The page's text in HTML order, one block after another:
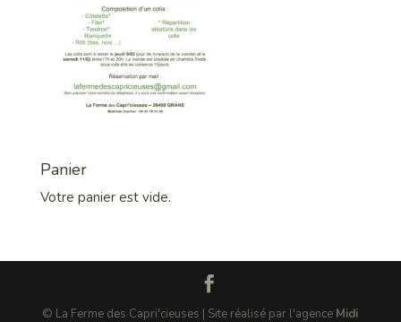
Panier
Votre panier est vide.
© La Ferme des Capri'cieuses | Site réalisé par l'agence Midi